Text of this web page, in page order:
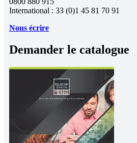
International : 33 (0)1 45 81 70 91
Nous écrire
Demander le catalogue